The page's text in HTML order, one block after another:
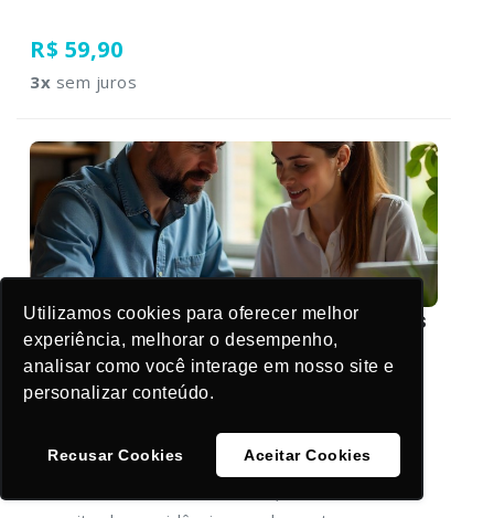
Utilizamos cookies para oferecer melhor
experiência, melhorar o desempenho,
analisar como você interage em nosso site e
personalizar conteúdo.
Recusar Cookies Aceitar Cookies
R$ 59,90
3x sem juros
Enriquecendo com Investimentos
Este curso busca apresentar para o aluno o
conceitos e práticas financeiras, os indicadores
econômicos, as diferenças entre investimentos